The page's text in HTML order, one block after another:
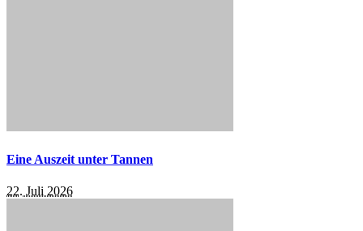
Eine Auszeit unter Tannen
22. Juli 2026